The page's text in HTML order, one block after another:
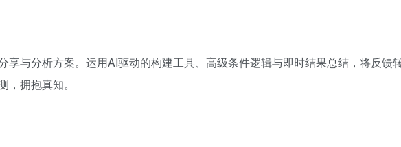
享与分析方案。运用AI驱动的构建工具、高级条件逻辑与即时结果总结，将反馈
拥抱真知。